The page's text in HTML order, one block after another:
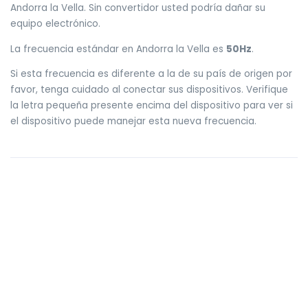
Andorra la Vella. Sin convertidor usted podría dañar su
equipo electrónico.
La frecuencia estándar en Andorra la Vella es 50Hz.
Si esta frecuencia es diferente a la de su país de origen por
favor, tenga cuidado al conectar sus dispositivos. Verifique
la letra pequeña presente encima del dispositivo para ver si
el dispositivo puede manejar esta nueva frecuencia.